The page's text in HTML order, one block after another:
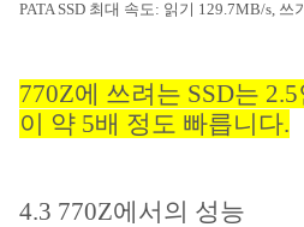
PATA SSD 최대 속도 : 읽기 129.7MB/s, 쓰
770Z에 쓰려는 SSD는 2.5
이 약 5배 정도 빠릅니다.
4.3 770Z에서의 성능